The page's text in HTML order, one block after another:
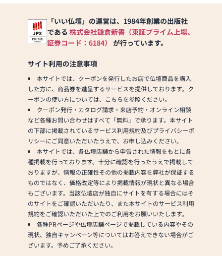
小鳥がさえずり四季折々
の花と緑に囲まれた心癒
される環境空間の「エン
ゼルパーク」。
充実した設備があり、専
園内の清掃やお花の手入
れを行います。
全区画永代供養付なの
で、管理をすべてお任せ
できるガーデンスタイル
の総合霊園です。
開園時間内は、エンゼル
パークのスタッフが常
駐。
●旭霊園：上田市保野
424
新区画増設、日当り良好
新区画を増設し、周りの
木を取ったので、日当た
りが良い。
住職ご夫妻の人柄もよい
霊園。
ています
自社修理工場完備で万全
のアフターサービスが自
創業４０年 飯田下伊那で
家具、お仏壇一筋でやっ
てきました。
飯伊地区(飯田・伊那地
区)最大級の売り場面積
と品揃えを誇ります。
松川家具センターではお
仏壇の販売・修理を通し
て、大切なご家族・ご先
祖様への想いを形にする
お手伝いをしたいと考え
ております。
まずはお下見だけでも結
構です。クーポンを発行
のうえお気軽にご来店く
ださい。
「いい仏壇」の運営は、1984年創業の出版社
である 株式会社鎌倉新書（東証プライム上場、
証券コード：6184） が行っています。
サイト利用の注意事項
本サイトでは、クーポンを発行したお店で仏壇商品を購入
した方に、商品券を進呈するサービスを提供しております。ク
ーポンの使い方については、こちらを参照ください。
クーポン発行・カタログ請求・来店予約・オンライン相談
など各種お問い合わせはすべて「無料」で承ります。本サイト
の下部に掲載されているサービス利用規約及びプライバシーポ
リシーにご同意いただいたうえで、お申し込みください。
本サイトでは、各仏壇店舗から申告された情報をもとに各
種掲載を行っております。十分に確認を行ったうえで掲載して
おりますが、情報の正確性その他の掲載内容を弊社が保証する
ものではなく、価格改定等により掲載情報が現状と異なる場合
もございます。当該仏壇店が独自にサイトを有する場合にはそ
のサイトをご確認いただいたり、また本サイトのサービス利用
規約をご確認いただいた上でのご利用をお願いいたします。
各種PRページや仏壇店舗ページで掲載している内容やその
現状、独自キャンペーン等についてはお答えできない場合がご
ざいます。予めご了承ください。